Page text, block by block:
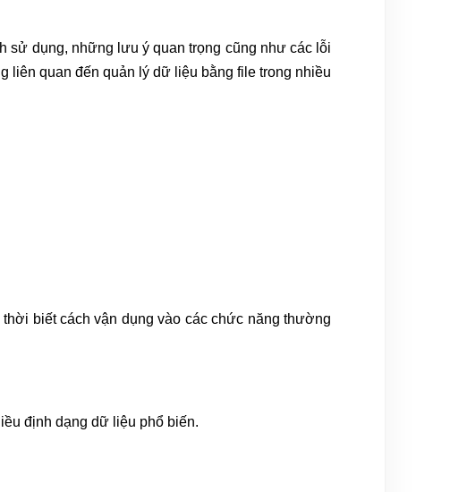
sử dụng, những lưu ý quan trọng cũng như các lỗi
liên quan đến quản lý dữ liệu bằng file trong nhiều
biết cách vận dụng vào các chức năng thường
định dạng dữ liệu phổ biến.